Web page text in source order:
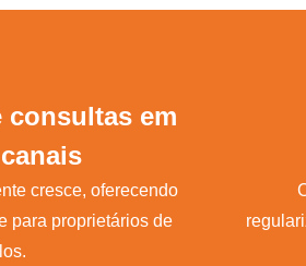
consultas em
cresce, oferecendo
para proprietários de